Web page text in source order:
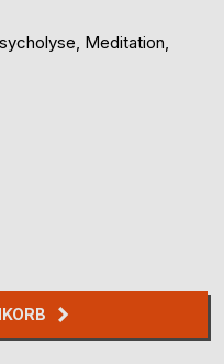
Meditation,